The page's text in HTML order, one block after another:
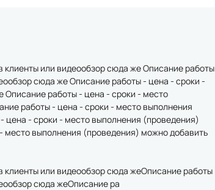
или видеообзор сюда же Описание работы
сюда же Описание работы - цена - сроки -
работы - цена - сроки - место
работы - цена - сроки - место выполнения
- сроки - место выполнения (проведения)
выполнения (проведения) можно добавить
или видеообзор сюда жеОписание работы
сюда жеОписание ра